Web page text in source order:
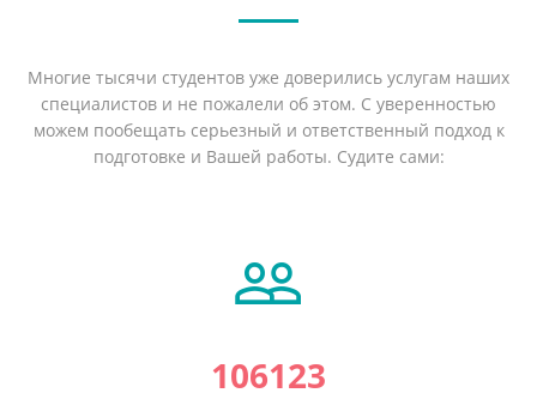
Многие тысячи студентов уже доверились услугам наших
специалистов и не пожалели об этом. С уверенностью
можем пообещать серьезный и ответственный подход к
подготовке и Вашей работы. Судите сами:
106123